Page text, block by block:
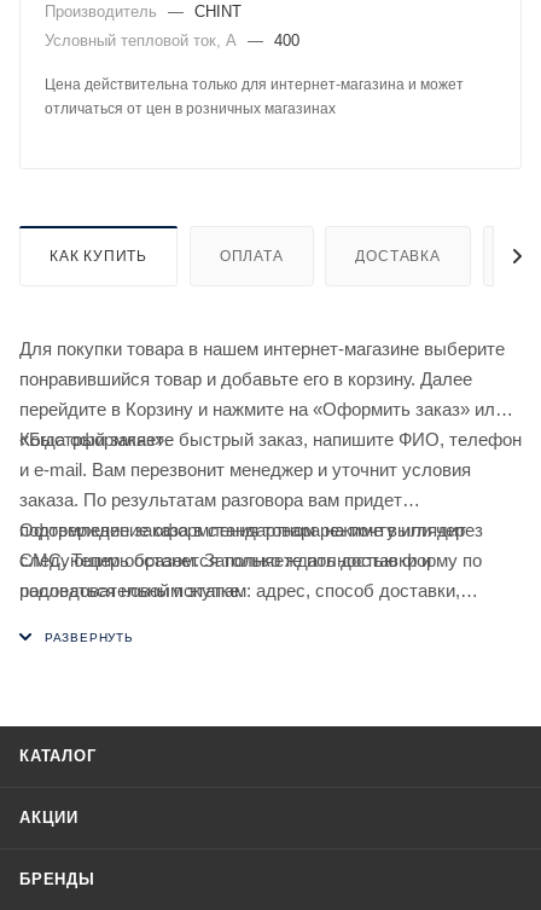
Производитель — CHINT
Условный тепловой ток, А — 400
Цена действительна только для интернет-магазина и может
отличаться от цен в розничных магазинах
КАК КУПИТЬ ОПЛАТА ДОСТАВКА
Для покупки товара в нашем интернет-магазине выберите
понравившийся товар и добавьте его в корзину. Далее
перейдите в Корзину и нажмите на «Оформить заказ» или
«Быстрый заказ».
Когда оформляете быстрый заказ, напишите ФИО, телефон
и e-mail. Вам перезвонит менеджер и уточнит условия
заказа. По результатам разговора вам придет
подтверждение оформления товара на почту или через
СМС. Теперь останется только ждать доставки и
радоваться новой покупке.
Оформление заказа в стандартном режиме выглядит
следующим образом. Заполняете полностью форму по
последовательным этапам: адрес, способ доставки,
КАТАЛОГ
АКЦИИ
БРЕНДЫ